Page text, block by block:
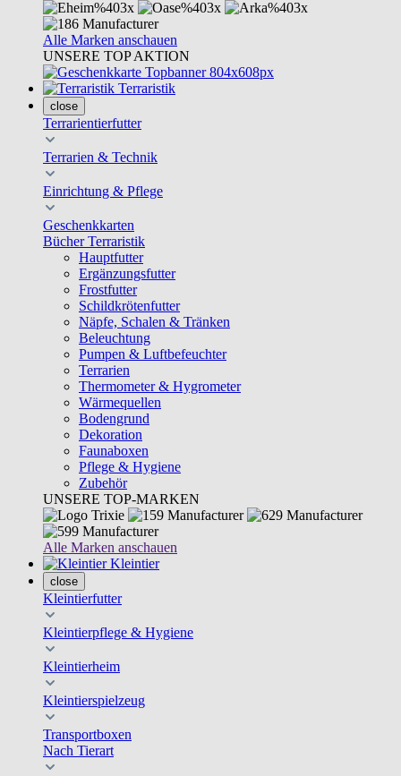
Alle Marken anschauen
UNSERE TOP AKTION
Terraristik
close
Terrarientierfutter
Terrarien & Technik
Einrichtung & Pflege
Geschenkkarten
Bücher Terraristik
Hauptfutter
Ergänzungsfutter
Frostfutter
Schildkrötenfutter
Näpfe, Schalen & Tränken
Beleuchtung
Pumpen & Luftbefeuchter
Terrarien
Thermometer & Hygrometer
Wärmequellen
Bodengrund
Dekoration
Faunaboxen
Pflege & Hygiene
Zubehör
UNSERE TOP-MARKEN
Alle Marken anschauen
Kleintier
close
Kleintierfutter
Kleintierpflege & Hygiene
Kleintierheim
Kleintierspielzeug
Transportboxen
Nach Tierart